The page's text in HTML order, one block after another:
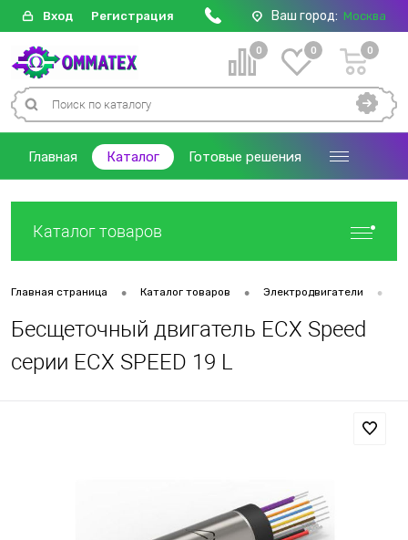
Вход Регистрация Ваш город: Москва
0 0 0
Главная Каталог Готовые решения
Каталог товаров
Главная страница • Каталог товаров • Электродвигатели •
Бесщеточный двигатель ECX Speed
серии ECX SPEED 19 L